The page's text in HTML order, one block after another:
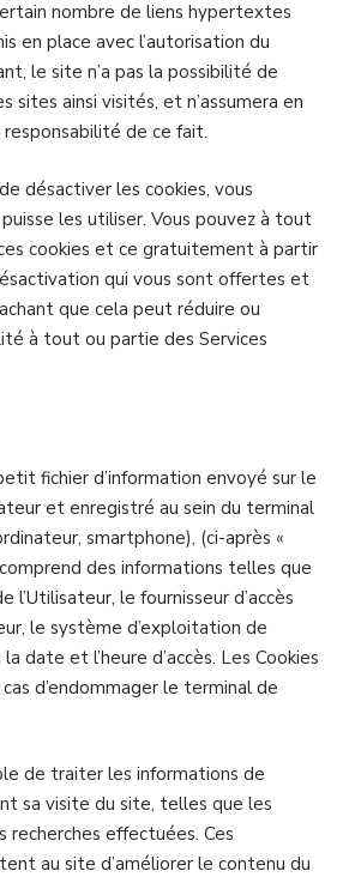
nombre de liens hypertextes
en place avec l’autorisation du
le site n’a pas la possibilité de
sites ainsi visités, et n’assumera en
responsabilité de ce fait.
désactiver les cookies, vous
les utiliser. Vous pouvez à tout
cookies et ce gratuitement à partir
qui vous sont offertes et
que cela peut réduire ou
à tout ou partie des Services
fichier d’information envoyé sur le
et enregistré au sein du terminal
smartphone), (ci-après «
comprend des informations telles que
l’Utilisateur, le fournisseur d’accès
le système d’exploitation de
date et l’heure d’accès. Les Cookies
d’endommager le terminal de
de traiter les informations de
sa visite du site, telles que les
recherches effectuées. Ces
au site d’améliorer le contenu du